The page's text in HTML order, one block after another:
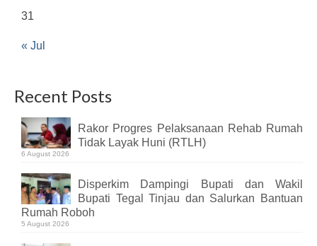
« Jul
31
Recent Posts
Rakor Progres Pelaksanaan Rehab Rumah
Tidak Layak Huni (RTLH)
6 August 2026
Disperkim Dampingi Bupati dan Wakil
Bupati Tegal Tinjau dan Salurkan Bantuan
Rumah Roboh
5 August 2026